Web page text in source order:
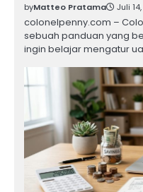
byMatteo Pratama Juli
colonelpenny.com –
sebuah panduan yang
ingin belajar mengatur